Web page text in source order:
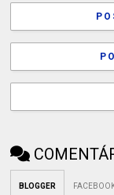
BLOGGER